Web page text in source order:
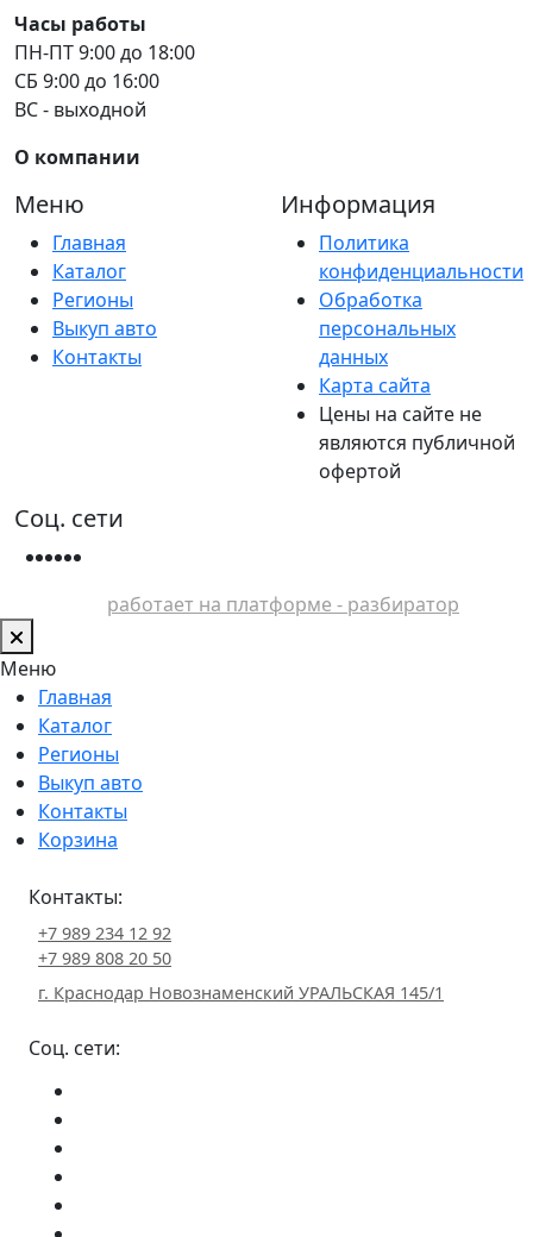
Часы работы
ПН-ПТ 9:00 до 18:00
СБ 9:00 до 16:00
ВС - выходной
О компании
Меню
Главная
Каталог
Регионы
Выкуп авто
Контакты
Информация
Политика
конфиденциальности
Обработка
персональных
данных
Карта сайта
Цены на сайте не
являются публичной
офертой
Соц. сети
работает на платформе - разбиратор
Меню
Главная
Каталог
Регионы
Выкуп авто
Контакты
Корзина
Контакты:
+7 989 234 12 92
+7 989 808 20 50
г. Краснодар Новознаменский УРАЛЬСКАЯ 145/1
Соц. сети: